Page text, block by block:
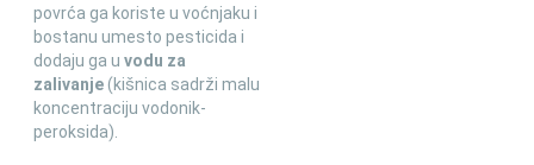
povrća ga koriste u voćnjaku i
bostanu umesto pesticida i
dodaju ga u vodu za
zalivanje(kišnica sadrži malu
koncentraciju vodonik-
peroksida).